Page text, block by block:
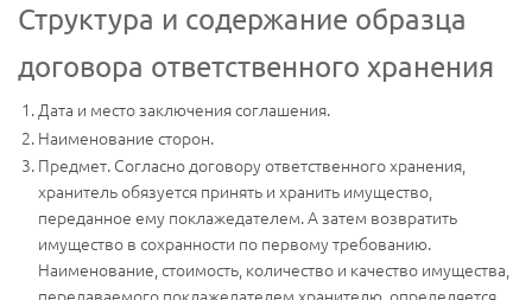
Структура и содержание образца
договора ответственного хранения
Дата и место заключения соглашения.
Наименование сторон.
Предмет. Согласно договору ответственного хранения,
хранитель обязуется принять и хранить имущество,
переданное ему поклажедателем. А затем возвратить
имущество в сохранности по первому требованию.
Наименование, стоимость, количество и качество имущества,
передаваемого поклажедателем хранителю, определяется